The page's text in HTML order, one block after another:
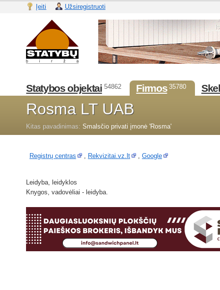
Įeiti Užsiregistruoti
Statybos objektai 54862 Firmos 35780
Rosma LT UAB
Kitas pavadinimas: Smalsčio privati įmonė 'Rosma'
Registrų centras , Rekvizitai.vz.lt , Google
Leidyba, leidyklos
Knygos, vadovėliai - leidyba.